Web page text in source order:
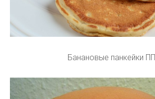
Банановые панкейки ПП